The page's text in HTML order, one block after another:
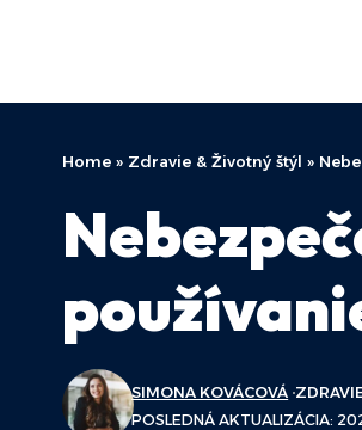
Home » Zdravie & Životný štýl »
POSLEDNÁ AKTUALIZÁCIA:
SIMONA KOVÁCOVÁ